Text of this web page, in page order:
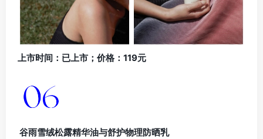
上市时间：已上市；价格：119元
谷雨雪绒松露精华油与舒护物理防晒乳